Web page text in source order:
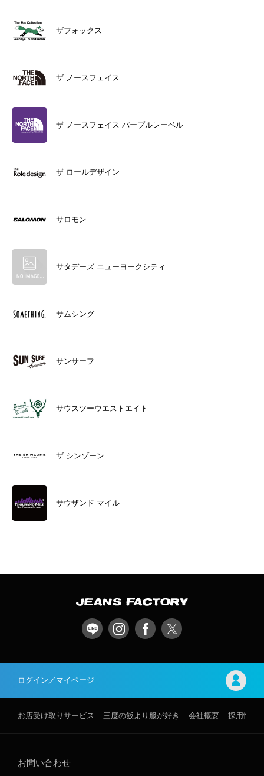
ザフォックス
ザ ノースフェイス
ザ ノースフェイス パープルレーベル
ザ ロールデザイン
サロモン
サタデーズ ニューヨークシティ
サムシング
サンサーフ
サウスツーウエストエイト
ザ シンゾーン
サウザンド マイル
ログイン／マイページ
お店受け取りサービス 三度の飯より服が好き 会社概要 採用情報
お問い合わせ